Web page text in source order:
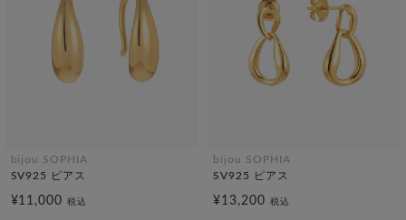
bijou SOPHIA
SV925 ピアス
¥11,000税込
bijou SOPHIA
SV925 ピアス
¥13,200 税込